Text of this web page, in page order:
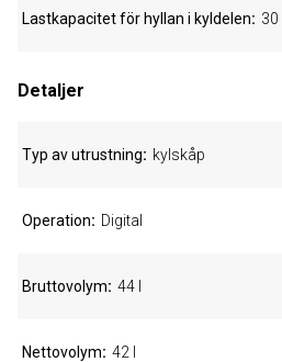
Lastkapacitet för hyllan i kyldelen 30
Detaljer
Typ av utrustning kylskåp
Operation Digital
Bruttovolym 44 l
Nettovolym 42 l